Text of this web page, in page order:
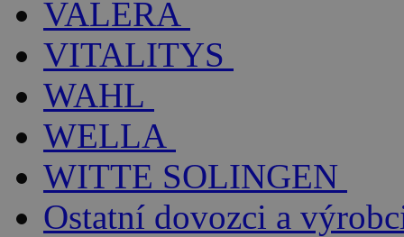
VALERA
VITALITYS
WAHL
WELLA
WITTE SOLINGEN
Ostatní dovozci a